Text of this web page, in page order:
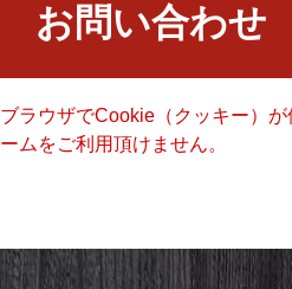
お問い合わせ
ブラウザでCookie（クッキー）
ームをご利用頂けません。